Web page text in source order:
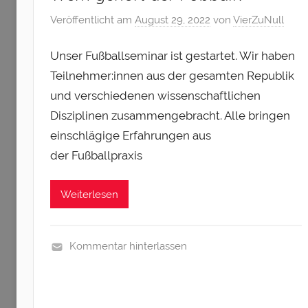
e
g
r
i
z
e
Veröffentlicht am August 29, 2022 von VierZuNull
Unser Fußballseminar ist gestartet. Wir haben
Teilnehmer:innen aus der gesamten Republik
und verschiedenen wissenschaftlichen
Disziplinen zusammengebracht. Alle bringen
einschlägige Erfahrungen aus
der Fußballpraxis
Weiterlesen
Kommentar hinterlassen